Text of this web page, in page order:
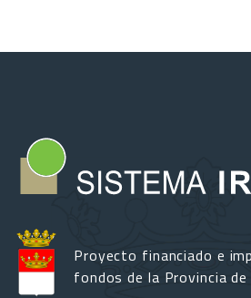
Proyecto financiado e
fondos de la Provincia de